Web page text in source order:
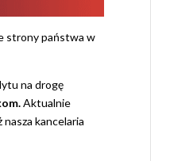
strony państwa w
na drogę
Aktualnie
kancelaria